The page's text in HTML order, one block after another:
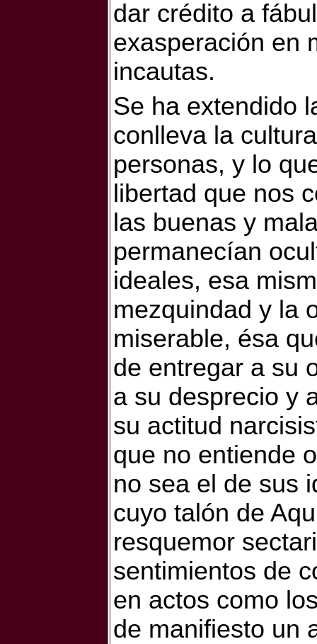
dar crédito a
exasperación en
incautas.
Se ha extendido
conlleva la
personas, y lo
libertad que nos
las buenas y
permanecían
ideales, esa
mezquindad y la
miserable, ésa
de entregar a su
a su desprecio y
su actitud
que no entiende
no sea el de sus
cuyo talón de
resquemor
sentimientos de
en actos como
de manifiesto un